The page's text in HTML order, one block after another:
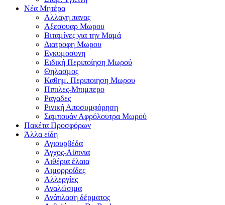
Νέα Μητέρα
Αλλαγη πανας
Αξεσουαρ Μωρου
Βιταμίνες για την Μαμά
Διατροφη Μωρου
Εγκυμοσυνη
Ειδική Περιποίηση Μωρού
Θηλασμος
Καθημ. Περιποιηση Μωρου
Πιπιλες-Μπιμπερο
Ραγαδες
Ρινική Αποσυμφόρηση
Σαμπουάν Αφρόλουτρα Μωρού
Πακέτα Προσφόρων
Άλλα είδη
Αγιουρβέδα
Άγχος-Αϋπνια
Αιθέρια έλαια
Αιμορροΐδες
Αλλεργίες
Αναλώσιμα
Ανάπλαση δέρματος